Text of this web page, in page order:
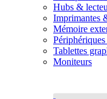
Hubs &
Imprimantes
Mémoire
Périphériques
Tablettes
Moniteurs